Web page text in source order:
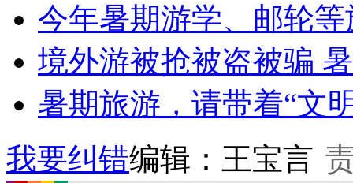
今年暑期游学、邮轮
境外游被抢被盗被骗
暑期旅游，请带着“文
我要纠错编辑：王宝言